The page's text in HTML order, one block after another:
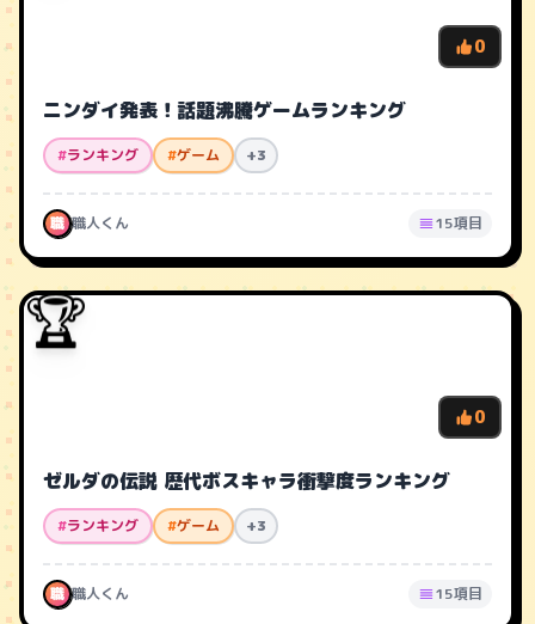
0
ニンダイ発表！話題沸騰ゲームランキング
#ランキング #ゲーム +3
職 職人くん 15項目
🏆
0
ゼルダの伝説 歴代ボスキャラ衝撃度ランキング
#ランキング #ゲーム +3
職 職人くん 15項目